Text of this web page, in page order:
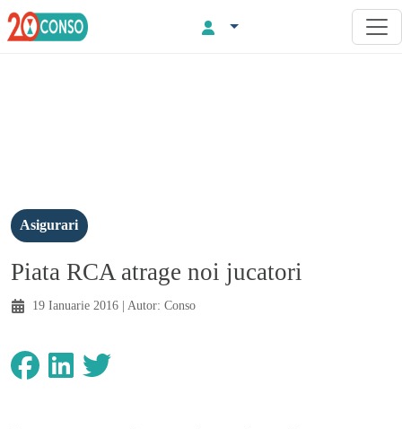
Asigurari
Piata RCA atrage noi jucatori
19 Ianuarie 2016 | Autor: Conso